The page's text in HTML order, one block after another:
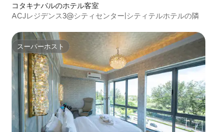
コタキナバルのホテル客室
ACJレジデンス3@シティセンター|シティテルホテルの隣
スーパーホスト
スーパーホスト